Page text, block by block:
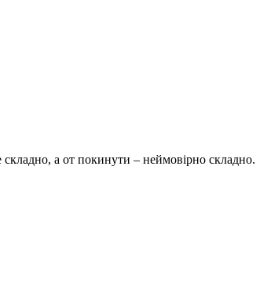
складно, а от покинути – неймовірно складно.